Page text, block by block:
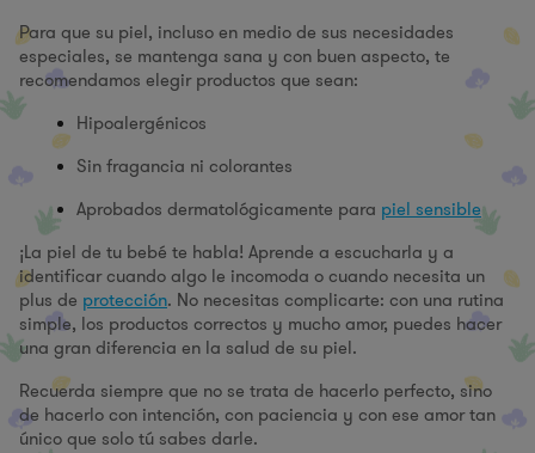
Para que su piel, incluso en medio de sus necesidades
especiales, se mantenga sana y con buen aspecto, te
recomendamos elegir productos que sean:
Hipoalergénicos
Sin fragancia ni colorantes
Aprobados dermatológicamente para piel sensible
¡La piel de tu bebé te habla! Aprende a escucharla y a
identificar cuando algo le incomoda o cuando necesita un
plus de protección. No necesitas complicarte: con una rutina
simple, los productos correctos y mucho amor, puedes hacer
una gran diferencia en la salud de su piel.
Recuerda siempre que no se trata de hacerlo perfecto, sino
de hacerlo con intención, con paciencia y con ese amor tan
único que solo tú sabes darle.